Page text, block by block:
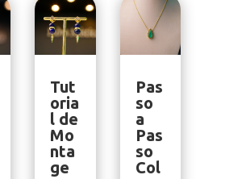
Tut
oria
l de
Mo
nta
ge
Pas
so
a
Pas
so
Col